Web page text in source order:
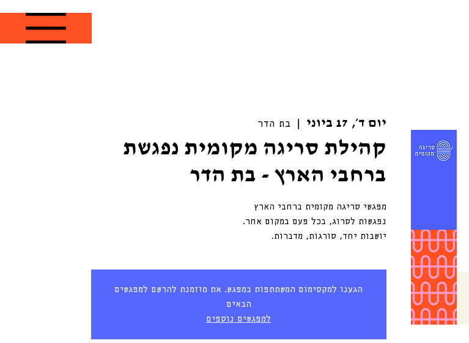
יום ד׳, 17 ביוני
  |
בת הדר
קהילת סריגה מקומית נפגשת
ברחבי הארץ - בת הדר
יושבות יחד, סורגות, מדברות.
הגענו למקסימום המשתתפות במפגש. את מוזמנת להרשם למפגשים
הבאים
למפגשים נוספים